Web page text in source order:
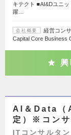
キテクト ■AI&Dユニ
躍…
会社概要
経営コン
Capital Core Business
興
AI＆Data（
定）※コンサ
ITコンサルタン